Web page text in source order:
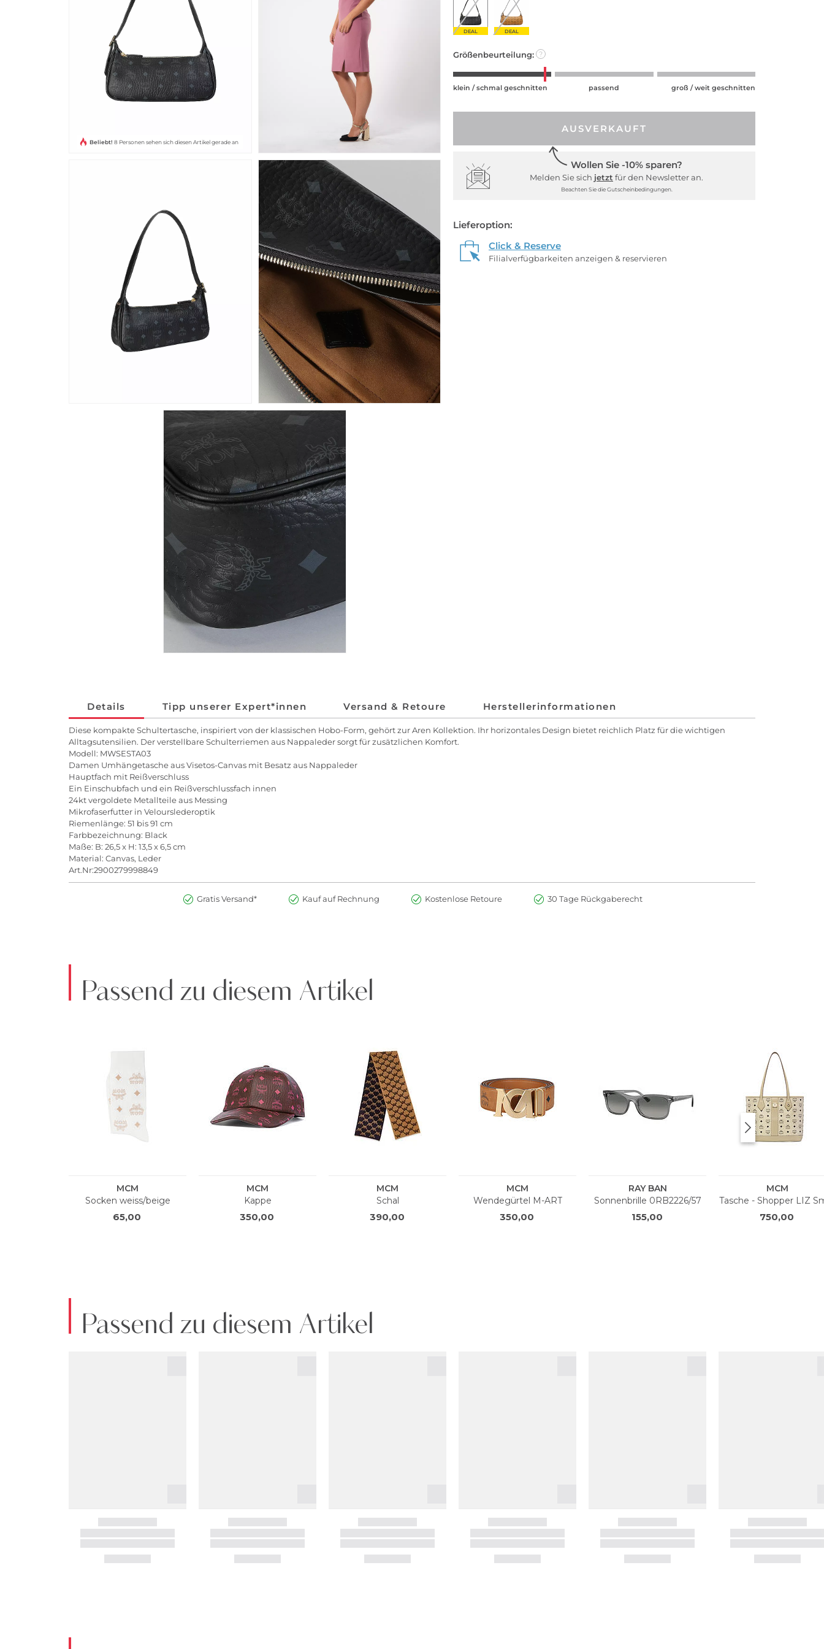
Beliebt! 8 Personen sehen sich diesen Artikel gerade an
DEAL DEAL
Größenbeurteilung: ?
klein / schmal geschnitten passend groß / weit geschnitten
AUSVERKAUFT
Wollen Sie -10% sparen?
Melden Sie sich jetzt für den Newsletter an.
Beachten Sie die Gutscheinbedingungen.
Lieferoption:
Click & Reserve
Filialverfügbarkeiten anzeigen & reservieren
Details Tipp unserer Expert*innen Versand & Retoure Herstellerinformationen
Diese kompakte Schultertasche, inspiriert von der klassischen Hobo-Form, gehört zur Aren Kollektion. Ihr horizontales Design bietet reichlich Platz für die wichtigen
Alltagsutensilien. Der verstellbare Schulterriemen aus Nappaleder sorgt für zusätzlichen Komfort.
Modell: MWSESTA03
Damen Umhängetasche aus Visetos-Canvas mit Besatz aus Nappaleder
Hauptfach mit Reißverschluss
Ein Einschubfach und ein Reißverschlussfach innen
24kt vergoldete Metallteile aus Messing
Mikrofaserfutter in Velourslederoptik
Riemenlänge: 51 bis 91 cm
Farbbezeichnung: Black
Maße: B: 26,5 x H: 13,5 x 6,5 cm
Material: Canvas, Leder
Art.Nr:2900279998849
Gratis Versand* Kauf auf Rechnung Kostenlose Retoure 30 Tage Rückgaberecht
Passend zu diesem Artikel
Passend zu diesem Artikel